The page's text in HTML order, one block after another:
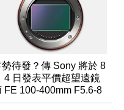
勢待發？傳 Sony 將於 8
4 日發表平價超望遠鏡
FE 100-400mm F5.6-8